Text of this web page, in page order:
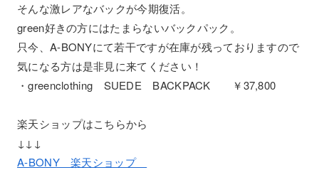
そんな激レアなバックが今期復活。
green好きの方にはたまらないバックパック。
只今、A-BONYにて若干ですが在庫が残っておりますので
気になる方は是非見に来てください！
・greenclothing SUEDE BACKPACK ￥37,800
楽天ショップはこちらから
↓↓↓
A-BONY 楽天ショップ